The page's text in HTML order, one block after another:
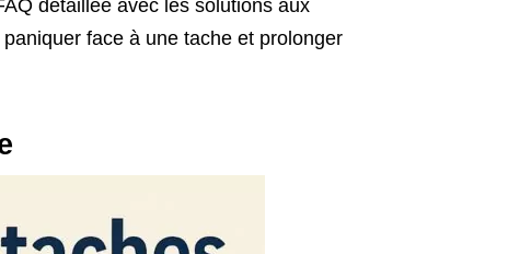
détaillée avec les solutions aux
face à une tache et prolonger